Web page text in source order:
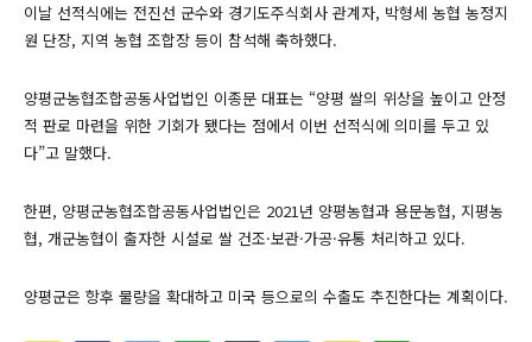
이날 선적식에는 전진선 군수와 경기도주식회사 관계자, 박형세 농협 농정지
원 단장, 지역 농협 조합장 등이 참석해 축하했다.
양평군농협조합공동사업법인 이종문 대표는 “양평 쌀의 위상을 높이고 안정
적 판로 마련을 위한 기회가 됐다는 점에서 이번 선적식에 의미를 두고 있
다”고 말했다.
한편, 양평군농협조합공동사업법인은 2021년 양평농협과 용문농협, 지평농
협, 개군농협이 출자한 시설로 쌀 건조·보관·가공·유통 처리하고 있다.
양평군은 항후 물량을 확대하고 미국 등으로의 수출도 추진한다는 계획이다.